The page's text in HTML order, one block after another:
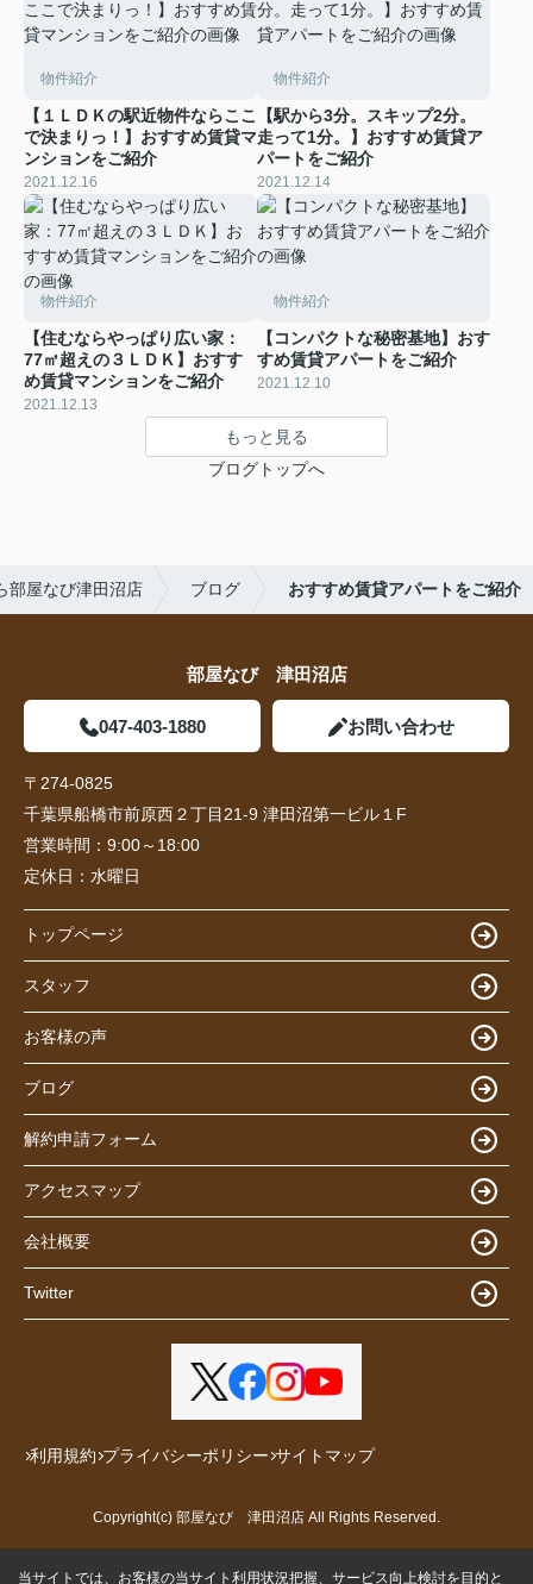
物件紹介
【１ＬＤＫの駅近物件ならここ
で決まりっ！】おすすめ賃貸マ
ンションをご紹介
2021.12.16
物件紹介
【駅から3分。スキップ2分。
走って1分。】おすすめ賃貸ア
パートをご紹介
2021.12.14
物件紹介
【住むならやっぱり広い家：
77㎡超えの３ＬＤＫ】おすす
め賃貸マンションをご紹介
2021.12.13
物件紹介
【コンパクトな秘密基地】おす
すめ賃貸アパートをご紹介
2021.12.10
もっと見る
ブログトップへ
部屋なび津田沼店 ブログ おすすめ賃貸アパートをご紹介
部屋なび 津田沼店
047-403-1880 お問い合わせ
〒274-0825
千葉県船橋市前原西２丁目21-9 津田沼第一ビル１F
営業時間： 9:00～18:00
定休日： 水曜日
トップページ
スタッフ
お客様の声
ブログ
解約申請フォーム
アクセスマップ
会社概要
Twitter
利用規約 プライバシーポリシー サイトマップ
Copyright(c) 部屋なび 津田沼店 All Rights Reserved.
当サイトでは、お客様の当サイト利用状況把握、サービス向上検討を目的と